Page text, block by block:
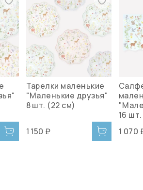
Тарелки маленькие
"Маленькие друзья"
8 шт. (22 см)
1 150 ₽
16
1 070